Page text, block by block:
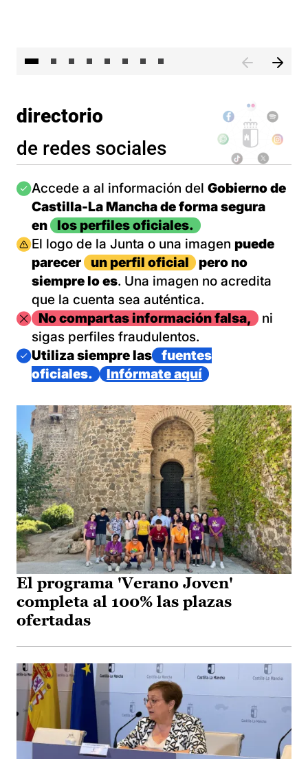
directorio
de redes sociales
Imagen
Accede a al información del Gobierno de
Castilla-La Mancha de forma segura
en
los perfiles oficiales.
Imagen
El logo de la Junta o una imagen puede
parecer
un perfil oficial
pero no
siempre lo es. Una imagen no acredita
que la cuenta sea auténtica.
ImagenNo compartas información falsa,
ni
sigas perfiles fraudulentos.
Imagen
Utiliza siempre las
fuentes
oficiales.
Infórmate aquí
El programa 'Verano Joven'
completa al 100% las plazas
ofertadas